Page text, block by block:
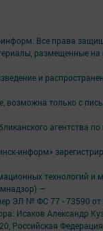
информ. Все права
размещенные на
и
возможна только с
агентства
информ»
технологий и
—
ЭЛ № ФС 77 - 73590 от
Исаков Александр
Российская